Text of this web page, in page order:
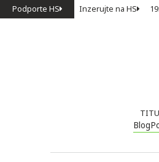
Podporte HS Inzerujte na HS
Blog